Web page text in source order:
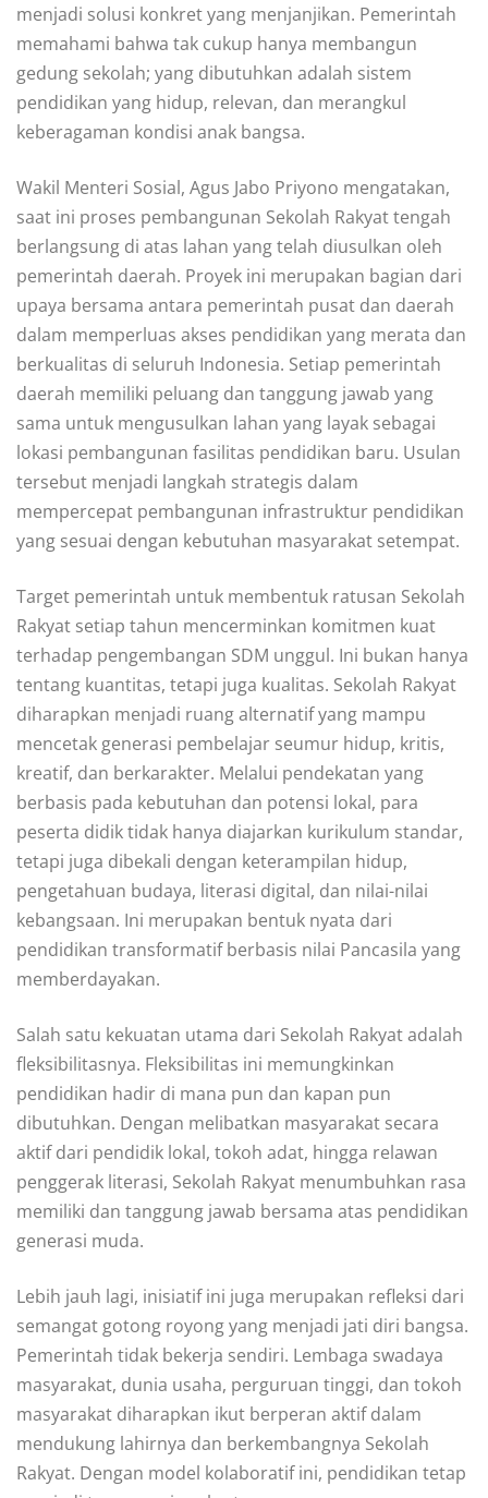
menjadi solusi konkret yang menjanjikan. Pemerintah
memahami bahwa tak cukup hanya membangun
gedung sekolah; yang dibutuhkan adalah sistem
pendidikan yang hidup, relevan, dan merangkul
keberagaman kondisi anak bangsa.
Wakil Menteri Sosial, Agus Jabo Priyono mengatakan,
saat ini proses pembangunan Sekolah Rakyat tengah
berlangsung di atas lahan yang telah diusulkan oleh
pemerintah daerah. Proyek ini merupakan bagian dari
upaya bersama antara pemerintah pusat dan daerah
dalam memperluas akses pendidikan yang merata dan
berkualitas di seluruh Indonesia. Setiap pemerintah
daerah memiliki peluang dan tanggung jawab yang
sama untuk mengusulkan lahan yang layak sebagai
lokasi pembangunan fasilitas pendidikan baru. Usulan
tersebut menjadi langkah strategis dalam
mempercepat pembangunan infrastruktur pendidikan
yang sesuai dengan kebutuhan masyarakat setempat.
Target pemerintah untuk membentuk ratusan Sekolah
Rakyat setiap tahun mencerminkan komitmen kuat
terhadap pengembangan SDM unggul. Ini bukan hanya
tentang kuantitas, tetapi juga kualitas. Sekolah Rakyat
diharapkan menjadi ruang alternatif yang mampu
mencetak generasi pembelajar seumur hidup, kritis,
kreatif, dan berkarakter. Melalui pendekatan yang
berbasis pada kebutuhan dan potensi lokal, para
peserta didik tidak hanya diajarkan kurikulum standar,
tetapi juga dibekali dengan keterampilan hidup,
pengetahuan budaya, literasi digital, dan nilai-nilai
kebangsaan. Ini merupakan bentuk nyata dari
pendidikan transformatif berbasis nilai Pancasila yang
memberdayakan.
Salah satu kekuatan utama dari Sekolah Rakyat adalah
fleksibilitasnya. Fleksibilitas ini memungkinkan
pendidikan hadir di mana pun dan kapan pun
dibutuhkan. Dengan melibatkan masyarakat secara
aktif dari pendidik lokal, tokoh adat, hingga relawan
penggerak literasi, Sekolah Rakyat menumbuhkan rasa
memiliki dan tanggung jawab bersama atas pendidikan
generasi muda.
Lebih jauh lagi, inisiatif ini juga merupakan refleksi dari
semangat gotong royong yang menjadi jati diri bangsa.
Pemerintah tidak bekerja sendiri. Lembaga swadaya
masyarakat, dunia usaha, perguruan tinggi, dan tokoh
masyarakat diharapkan ikut berperan aktif dalam
mendukung lahirnya dan berkembangnya Sekolah
Rakyat. Dengan model kolaboratif ini, pendidikan tetap